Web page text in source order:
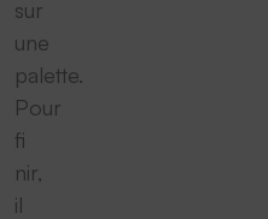
sur
une
palette.
Pour
fi
nir,
il